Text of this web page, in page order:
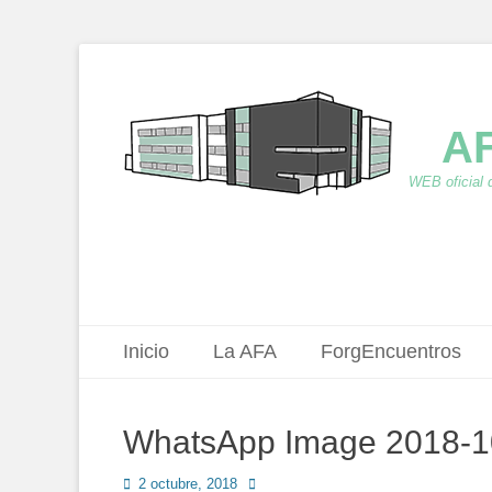
WEB oficial
Menú principal
Saltar
Inicio La AFA ForgEncuentros
WhatsApp Image 2018-
Publicado
2 octubre, 2018 Autor